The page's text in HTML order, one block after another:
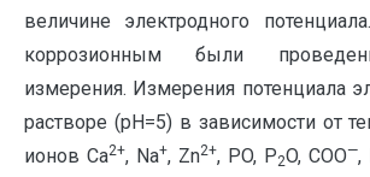
величине электродного
коррозионным были проведены
измерения. Измерения потенциала
растворе (рН=5) в зависимости от
ионов Ca2+, Na+, Zn2+, PO, P2O, COO—,